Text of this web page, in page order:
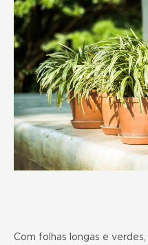
Com folhas longas e